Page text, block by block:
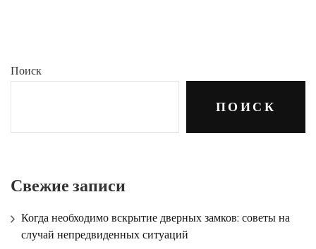
Поиск
ПОИСК
Свежие записи
Когда необходимо вскрытие дверных замков: советы на
случай непредвиденных ситуаций